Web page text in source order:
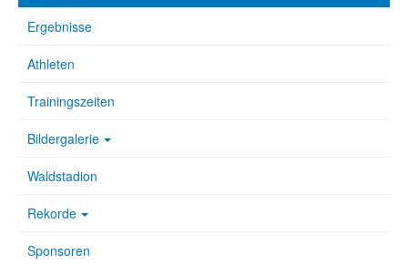
Ergebnisse
Athleten
Trainingszeiten
Bildergalerie
Waldstadion
Rekorde
Sponsoren